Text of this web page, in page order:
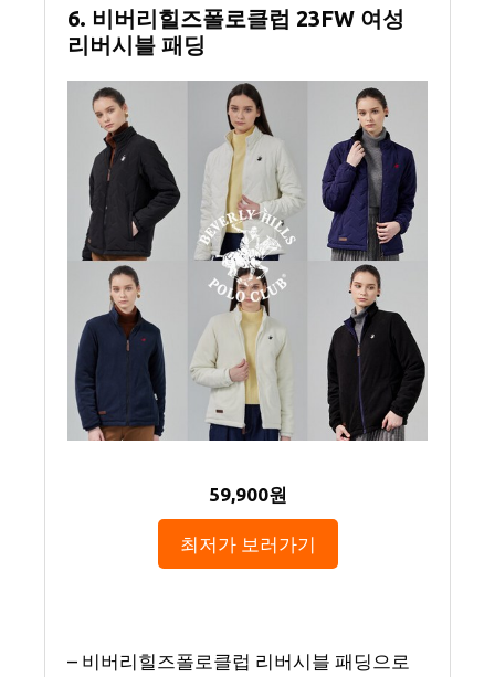
6. 비버리힐즈폴로클럽 23FW 여성
리버시블 패딩
59,900원
최저가 보러가기
– 비버리힐즈폴로클럽 리버시블 패딩으로